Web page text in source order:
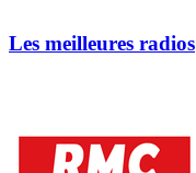
Les meilleures radios